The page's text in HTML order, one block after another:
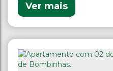
Ver mais